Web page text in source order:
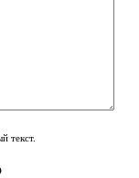
текст.